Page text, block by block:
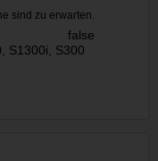
S1300i, S300
sind zu erwarten.
false